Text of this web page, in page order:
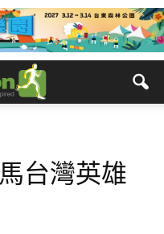
台灣英雄